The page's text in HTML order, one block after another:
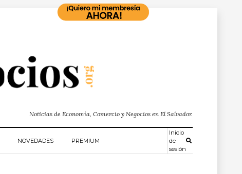
Noticias de Economía, Comercio y Negocios en El Salvador.
NOVEDADES PREMIUM
Inicio
de
sesión